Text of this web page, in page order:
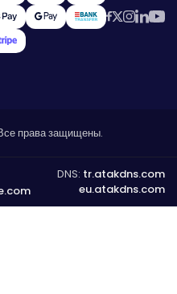
права защищены.
DNS: tr.atakdns.com
eu.atakdns.com